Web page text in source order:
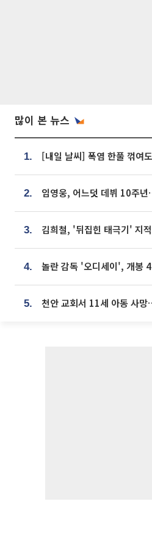
많이 본 뉴스
1.
2.
3.
4.
5.